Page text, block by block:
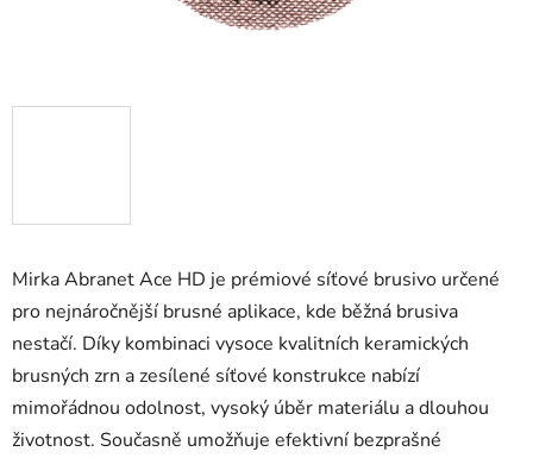
Mirka Abranet Ace HD je prémiové síťové brusivo určené
pro nejnáročnější brusné aplikace, kde běžná brusiva
nestačí. Díky kombinaci vysoce kvalitních keramických
brusných zrn a zesílené síťové konstrukce nabízí
mimořádnou odolnost, vysoký úběr materiálu a dlouhou
životnost. Současně umožňuje efektivní bezprašné